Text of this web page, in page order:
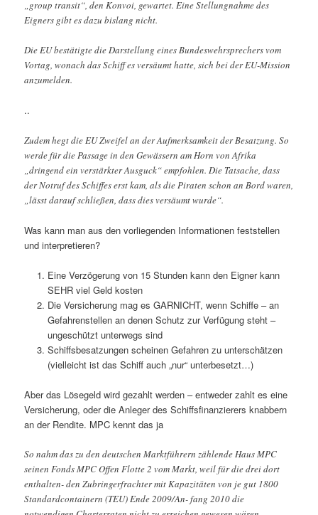
„group transit“, den Konvoi, gewartet. Eine Stellungnahme des
Eigners gibt es dazu bislang nicht.
Die EU bestätigte die Darstellung eines Bundeswehrsprechers vom
Vortag, wonach das Schiff es versäumt hatte, sich bei der EU-Mission
anzumelden.
..
Zudem hegt die EU Zweifel an der Aufmerksamkeit der Besatzung. So
werde für die Passage in den Gewässern am Horn von Afrika
„dringend ein verstärkter Ausguck“ empfohlen. Die Tatsache, dass
der Notruf des Schiffes erst kam, als die Piraten schon an Bord waren,
„lässt darauf schließen, dass dies versäumt wurde“.
Was kann man aus den vorliegenden Informationen feststellen
und interpretieren?
Eine Verzögerung von 15 Stunden kann den Eigner kann
SEHR viel Geld kosten
Die Versicherung mag es GARNICHT, wenn Schiffe – an
Gefahrenstellen an denen Schutz zur Verfügung steht –
ungeschützt unterwegs sind
Schiffsbesatzungen scheinen Gefahren zu unterschätzen
(vielleicht ist das Schiff auch „nur“ unterbesetzt…)
Aber das Lösegeld wird gezahlt werden – entweder zahlt es eine
Versicherung, oder die Anleger des Schiffsfinanzierers knabbern
an der Rendite. MPC kennt das ja
So nahm das zu den deutschen Marktführern zählende Haus MPC
seinen Fonds MPC Offen Flotte 2 vom Markt, weil für die drei dort
enthalten- den Zubringerfrachter mit Kapazitäten von je gut 1800
Standardcontainern (TEU) Ende 2009/An- fang 2010 die